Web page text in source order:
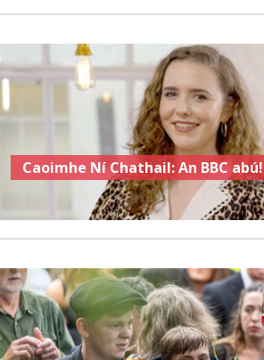
Caoimhe Ní Chathail: An BBC abú!